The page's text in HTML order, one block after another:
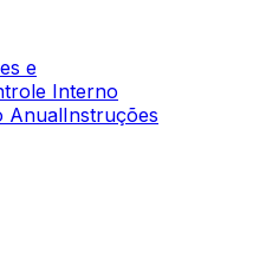
e
Interno
AnualInstruções